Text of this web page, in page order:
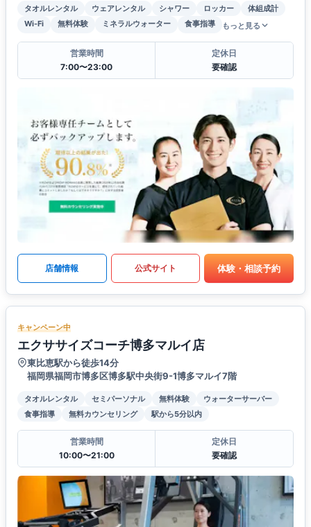
タオルレンタル ウェアレンタル シャワー ロッカー
体組成計
Wi-Fi
無料体験 ミネラルウォーター 食事指導 もっと見る
営業時間
7:00〜23:00
定休日
要確認
店舗情報 公式サイト 体験・相談予約
キャンペーン中
エクササイズコーチ博多マルイ店
東比恵駅から徒歩14分
福岡県福岡市博多区博多駅中央街9-1博多マルイ7階
タオルレンタル セミパーソナル 無料体験
ウォーターサーバー
食事指導
無料カウンセリング 駅から5分以内
営業時間
10:00〜21:00
定休日
要確認